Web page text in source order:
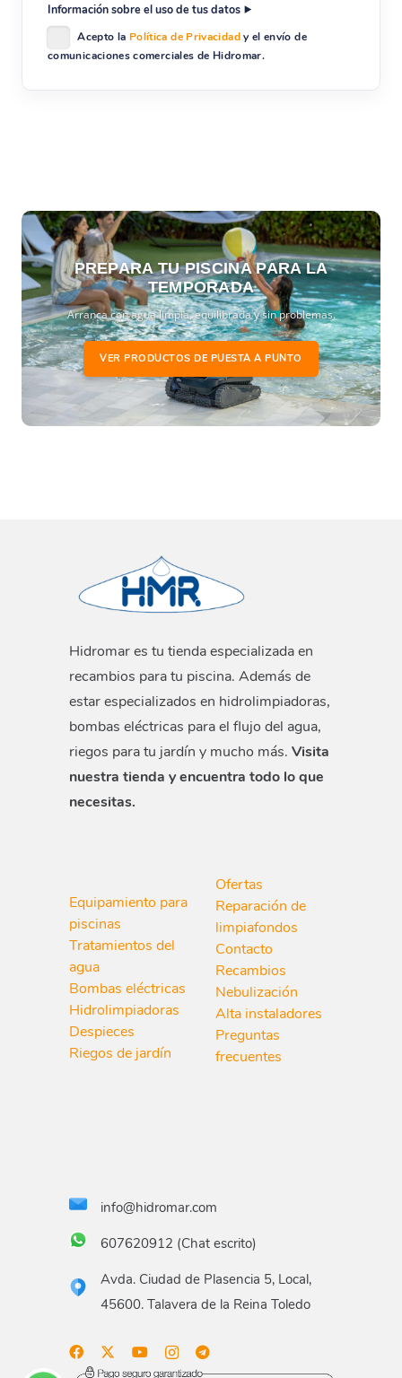
Información sobre el uso de tus datos
Acepto la Política de Privacidady el envío de
comunicaciones comerciales de Hidromar.
PREPARA TU PISCINA PARA LA
TEMPORADA
Arranca con agua limpia, equilibrada y sin problemas.
VER PRODUCTOS DE PUESTA A PUNTO
Hidromar es tu tienda especializada en
recambios para tu piscina. Además de
estar especializados en hidrolimpiadoras,
bombas eléctricas para el flujo del agua,
riegos para tu jardín y mucho más. Visita
nuestra tienda y encuentra todo lo que
necesitas.
Equipamiento para
piscinas
Tratamientos del
agua
Bombas eléctricas
Hidrolimpiadoras
Despieces
Riegos de jardín
Ofertas
Reparación de
limpiafondos
Contacto
Recambios
Nebulización
Alta instaladores
Preguntas
frecuentes
info@hidromar.com
607620912 (Chat escrito)
Avda. Ciudad de Plasencia 5, Local,
45600. Talavera de la Reina Toledo